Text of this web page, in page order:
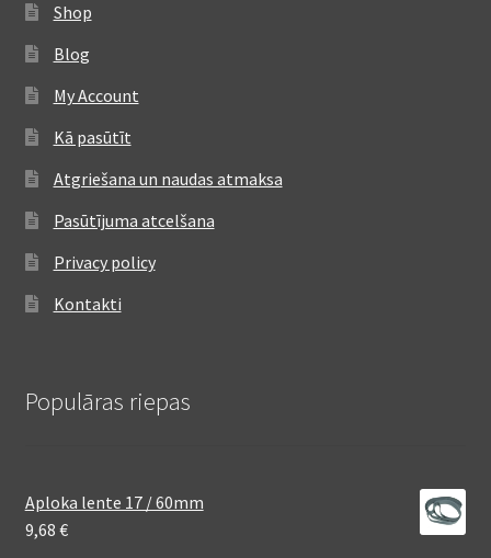
Shop
Blog
My Account
Kā pasūtīt
Atgriešana un naudas atmaksa
Pasūtījuma atcelšana
Privacy policy
Kontakti
Populāras riepas
Aploka lente 17 / 60mm
9,68 €